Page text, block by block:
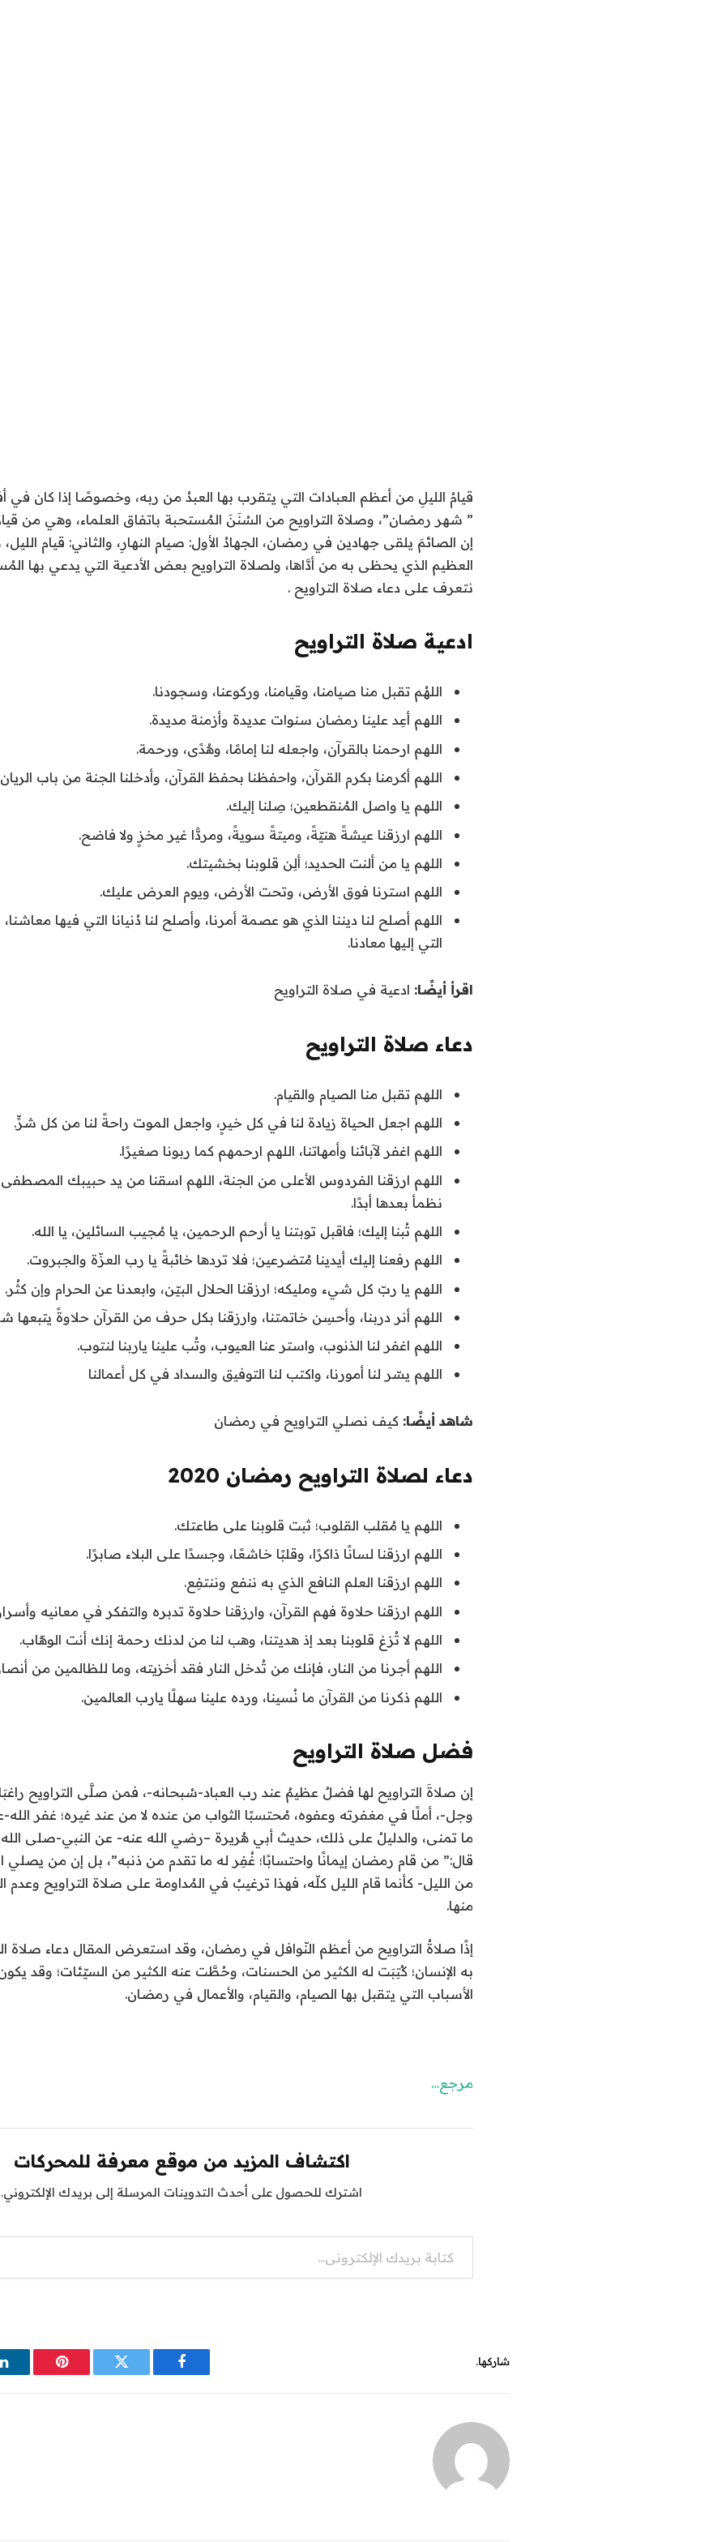
قيامُ الليلِ من أعظم العبادات التي يتقرب بها العبدُ من ربه، وخصوصًا إذا كان
” شهر رمضان”، وصلاة التراويح من السُنَنَ المُستحبة باتفاق العلماء، وهي من
إن الصائمَ يلقى جهادين في رمضان، الجهادُ الأول: صيام النهارِ، والثاني: قيام
العظيم الذي يحظى به من أدَّاها، ولصلاة التراويح بعض الأدعية التي يدعي بها
نتعرف على دعاء صلاة التراويح .
ادعية صلاة التراويح
اللهُم تقبل منا صيامنا، وقيامنا، وركوعنا، وسجودنا.
اللهم أعِد علينا رمضان سنوات عديدة وأزمنة مديدة.
اللهم ارحمنا بالقرآن، واجعله لنا إمامًا، وهُدًى، ورحمة.
اللهم أكرمنا بكرم القرآن، واحفظنا بحفظ القرآن، وأدخلنا الجنة من باب
اللهم يا واصل المُنقطعين؛ صِلنا إليك.
اللهم ارزقنا عيشةً هنيّةً، وميتةً سويةً، ومردًّا غير مخزٍ ولا فاضح.
اللهم يا من ألنت الحديد؛ ألِن قلوبنا بخشيتك.
اللهم استرنا فوق الأرض، وتحت الأرض، ويوم العرض عليك.
اللهم أصلح لنا ديننا الذي هو عصمة أمرنا، وأصلح لنا دُنيانا التي فيها معاشنا،
التي إليها معادنا.
اقرأ أيضًا: ادعية في صلاة التراويح
دعاء صلاة التراويح
اللهم تقبل منا الصيام والقيام.
اللهم اجعل الحياة زيادة لنا في كل خيرٍ، واجعل الموت راحةً لنا من كل شرٍّ.
اللهم اغفر لآبائنا وأمهاتنا، اللهم ارحمهم كما ربونا صغيرًا.
اللهم ارزقنا الفردوس الأعلى من الجنة، اللهم اسقنا من يد حبيبك
نظمأ بعدها أبدًا.
اللهم تُبنا إليك؛ فاقبل توبتنا يا أرحم الرحمين، يا مُجيب السائلين، يا الله.
اللهم رفعنا إليك أيدينا مُتضرعين؛ فلا تردها خائبةً يا رب العزّة والجبروت.
اللهم يا ربّ كل شيء ومليكه؛ ارزقنا الحلال البيّن، وابعدنا عن الحرام وإن كثُر.
اللهم أنر دربنا، وأحسِن خاتمتنا، وارزقنا بكل حرف من القرآن حلاوةً يتبعها
اللهم اغفر لنا الذنوب، واستر عنا العيوب، وتُب علينا ياربنا لنتوب.
اللهم يسّر لنا أمورنا، واكتب لنا التوفيق والسداد في كل أعمالنا
شاهد أيضًا: كيف نصلي التراويح في رمضان
دعاء لصلاة التراويح رمضان 2020
اللهم يا مُقلب القلوب؛ ثبت قلوبنا على طاعتك.
اللهم ارزقنا لسانًا ذاكرًا، وقلبًا خاشعًا، وجسدًا على البلاء صابرًا.
اللهم ارزقنا العلم النافع الذي به ننفع وننتفِع.
اللهم ارزقنا حلاوة فهم القرآن، وارزقنا حلاوة تدبره والتفكر في معانيه
اللهم لا تُزغ قلوبنا بعد إذ هديتنا، وهب لنا من لدنك رحمة إنك أنت الوهّاب.
اللهم أجرنا من النار، فإنك من تُدخل النار فقد أخزيته، وما للظالمين من
اللهم ذكرنا من القرآن ما نُسينا، ورده علينا سهلًا يارب العالمين.
فضل صلاة التراويح
إن صلاةَ التراويح لها فضلٌ عظيمٌ عند رب العباد-سُبحانه-، فمن صلَّى التراويح
وجل-، أملًا في مغفرته وعفوه، مُحتسبًا الثواب من عنده لا من عند غيره؛ غفر
ما تمنى، والدليلُ على ذلك، حديث أبي هُريرة –رضي الله عنه- عن النبي-صلى
قال:” من قام رمضان إيمانًا واحتسابًا؛ غُفِر له ما تقدم من ذنبه”، بل إن من يصلي
من الليل- كأنما قام الليل كلّه، فهذا ترغيبٌ في المُداومة على صلاة التراويح
منها.
إذًا صلاةُ التراويح من أعظم النّوافل في رمضان، وقد استعرض المقال دعاء صلاة
به الإنسان؛ كُتِبَت له الكثير من الحسنات، وحُطَّت عنه الكثير من السيّئات؛ وقد يكون
الأسباب التي يتقبل بها الصيام، والقيام، والأعمال في رمضان.
مرجع…
اكتشاف المزيد من موقع معرفة للمحركات
اشترك للحصول على أحدث التدوينات المرسلة إلى بريدك الإلكتروني.
كتابة بريدك الإلكتروني...
شاركها.
فيسبوك تويتر بينتيريست